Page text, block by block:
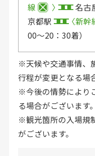
線
名古
京都駅
新幹
00〜20：30着）
※天候や交通事情、
行程が変更となる場
※今後の情勢により
る場合がございます。
※観光箇所の入場規
がございます。